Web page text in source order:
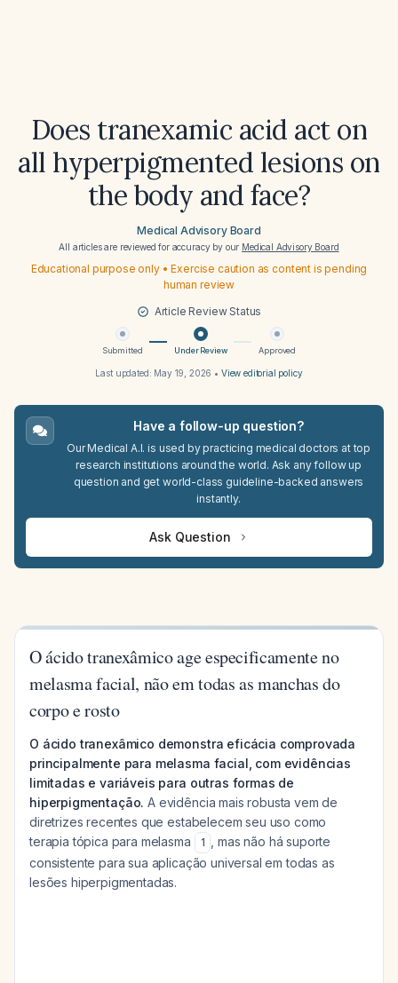
Does tranexamic acid act on
all hyperpigmented lesions on
the body and face?
Medical Advisory Board
All articles are reviewed for accuracy by our Medical Advisory Board
Educational purpose only • Exercise caution as content is pending
human review
Article Review Status
Submitted Under Review Approved
Last updated: May 19, 2026 • View editorial policy
Have a follow-up question?
Our Medical A.I. is used by practicing medical doctors at top
research institutions around the world. Ask any follow up
question and get world-class guideline-backed answers
instantly.
Ask Question
O ácido tranexâmico age especificamente no
melasma facial, não em todas as manchas do
corpo e rosto
O ácido tranexâmico demonstra eficácia comprovada
principalmente para melasma facial, com evidências
limitadas e variáveis para outras formas de
hiperpigmentação. A evidência mais robusta vem de
diretrizes recentes que estabelecem seu uso como
terapia tópica para melasma
1
, mas não há suporte
consistente para sua aplicação universal em todas as
lesões hiperpigmentadas.